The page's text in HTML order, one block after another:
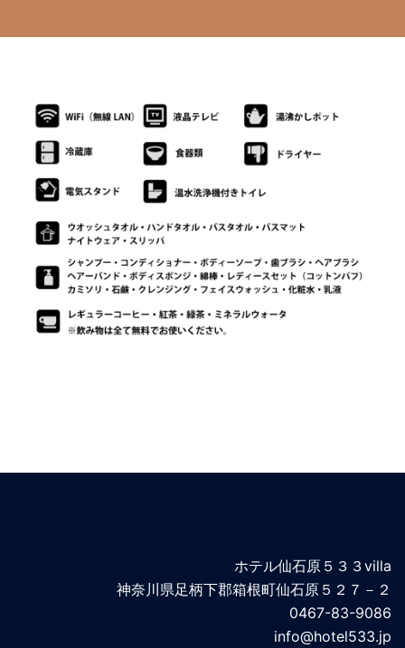
ホテル仙石原５３３villa
神奈川県足柄下郡箱根町仙石原５２７－２
0467-83-9086
info@hotel533.jp